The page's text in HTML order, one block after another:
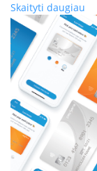
Skaityti daugiau